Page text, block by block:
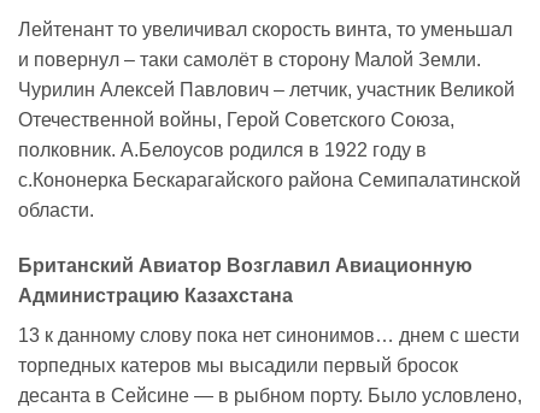
Лейтенант то увеличивал скорость винта, то уменьшал
и повернул – таки самолёт в сторону Малой Земли.
Чурилин Алексей Павлович – летчик, участник Великой
Отечественной войны, Герой Советского Союза,
полковник. А.Белоусов родился в 1922 году в
с.Кононерка Бескарагайского района Семипалатинской
области.
Британский Авиатор Возглавил Авиационную
Администрацию Казахстана
13 к данному слову пока нет синонимов… днем с шести
торпедных катеров мы высадили первый бросок
десанта в Сейсине — в рыбном порту. Было условлено,